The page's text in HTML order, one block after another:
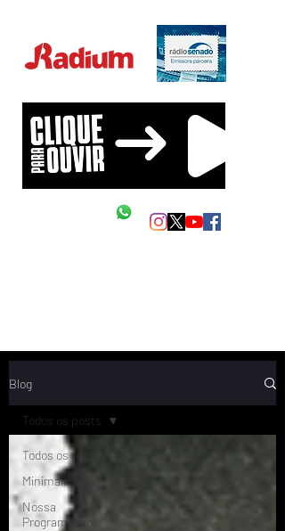
Blog
Todos os posts
Minimalismo
Nossa
Programação
Todos os posts